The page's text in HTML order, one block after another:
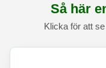
Så här
Klicka för att